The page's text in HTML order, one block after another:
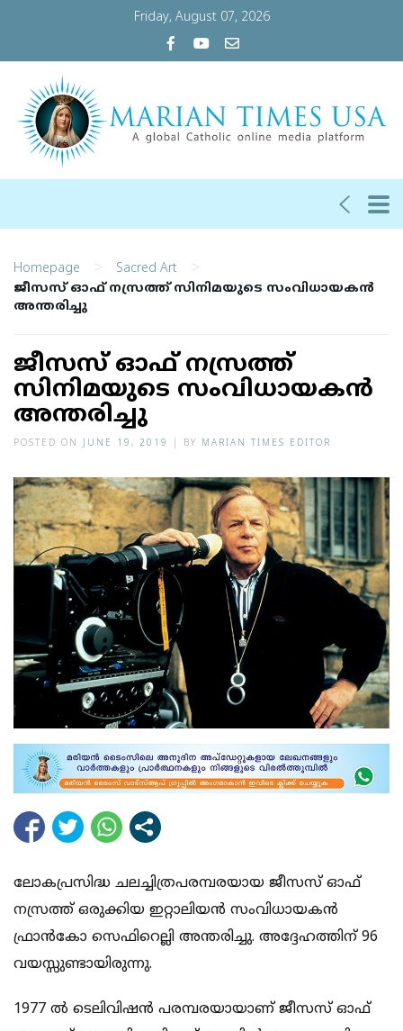
Friday, August 07, 2026
Homepage > Sacred Art >
ജീസസ് ഓഫ് നസ്രത്ത് സിനിമയുടെ സംവിധായകന്‍
അന്തരിച്ചു
ജീസസ് ഓഫ് നസ്രത്ത്
സിനിമയുടെ സംവിധായകന്‍
അന്തരിച്ചു
POSTED ON JUNE 19, 2019 BY MARIAN TIMES EDITOR
ലോകപ്രസിദ്ധ ചലച്ചിത്രപരമ്പരയായ ജീസസ് ഓഫ്
നസ്രത്ത് ഒരുക്കിയ ഇറ്റാലിയന്‍ സംവിധായകന്‍
ഫ്രാന്‍കോ സെഫിറെല്ലി അന്തരിച്ചു. അദ്ദേഹത്തിന് 96
വയസ്സുണ്ടായിരുന്നു.
1977 ല്‍ ടെലിവിഷന്‍ പരമ്പരയായാണ് ജീസസ് ഓഫ്